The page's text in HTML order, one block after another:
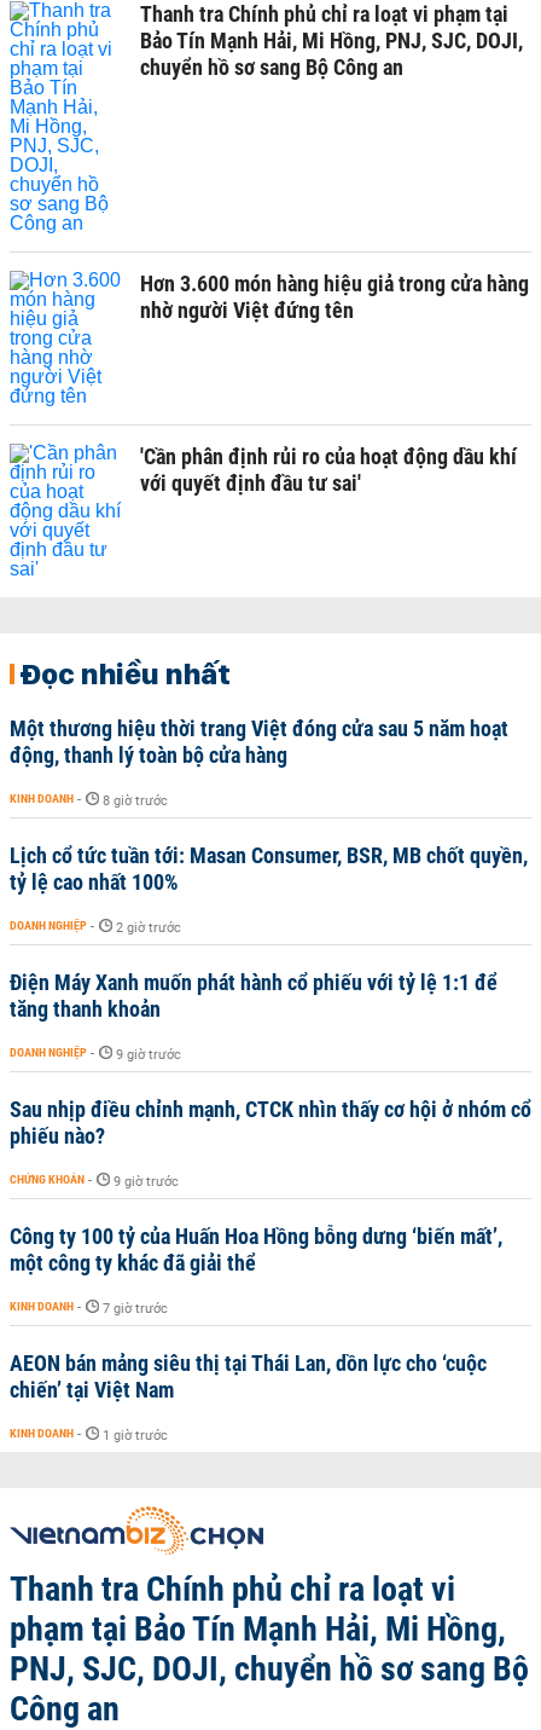
Thanh tra Chính phủ chỉ ra loạt vi phạm tại
Bảo Tín Mạnh Hải, Mi Hồng, PNJ, SJC, DOJI,
chuyển hồ sơ sang Bộ Công an
Hơn 3.600 món hàng hiệu giả trong cửa hàng
nhờ người Việt đứng tên
'Cần phân định rủi ro của hoạt động dầu khí
với quyết định đầu tư sai'
Đọc nhiều nhất
Một thương hiệu thời trang Việt đóng cửa sau 5 năm hoạt
động, thanh lý toàn bộ cửa hàng
KINH DOANH - 8 giờ trước
Lịch cổ tức tuần tới: Masan Consumer, BSR, MB chốt quyền,
tỷ lệ cao nhất 100%
DOANH NGHIỆP - 2 giờ trước
Điện Máy Xanh muốn phát hành cổ phiếu với tỷ lệ 1:1 để
tăng thanh khoản
DOANH NGHIỆP - 9 giờ trước
Sau nhịp điều chỉnh mạnh, CTCK nhìn thấy cơ hội ở nhóm cổ
phiếu nào?
CHỨNG KHOÁN - 9 giờ trước
Công ty 100 tỷ của Huấn Hoa Hồng bỗng dưng ‘biến mất’,
một công ty khác đã giải thể
KINH DOANH - 7 giờ trước
AEON bán mảng siêu thị tại Thái Lan, dồn lực cho ‘cuộc
chiến’ tại Việt Nam
KINH DOANH - 1 giờ trước
Thanh tra Chính phủ chỉ ra loạt vi
phạm tại Bảo Tín Mạnh Hải, Mi Hồng,
PNJ, SJC, DOJI, chuyển hồ sơ sang Bộ
Công an